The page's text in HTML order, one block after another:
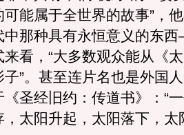
能属于全世界的故事”，
中那种具有永恒意义的东
看，“大多数观众能从《
”。甚至连片名也是外国
圣经旧约：传道书》：“
，太阳升起，太阳落下，太